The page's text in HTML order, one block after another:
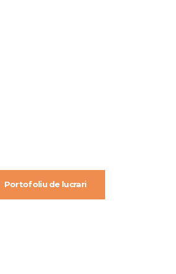
Portofoliu de lucrari